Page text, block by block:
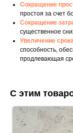
Сокращение
простоя за счет
Сокращение
существенное
Увеличение
способность,
продлевающая
С этим